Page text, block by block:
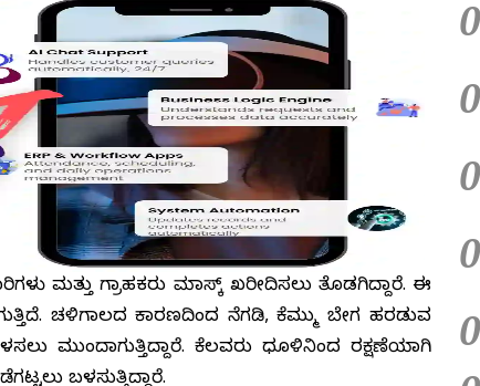
ಮತ್ತು ಗ್ರಾಹಕರು ಮಾಸ್ಕ್ ಖರೀದಿಸಲು ತೊಡಗಿದ್ದಾರೆ. ಈ
ಚಳಿಗಾಲದ ಕಾರಣದಿಂದ ನೆಗಡಿ, ಕೆಮ್ಮು ಬೇಗ ಹರಡುವ
ಮುಂದಾಗುತ್ತಿದ್ದಾರೆ. ಕೆಲವರು ಧೂಳಿನಿಂದ ರಕ್ಷಣೆಯಾಗಿ
ಬಳಸುತ್ತಿದ್ದಾರೆ.